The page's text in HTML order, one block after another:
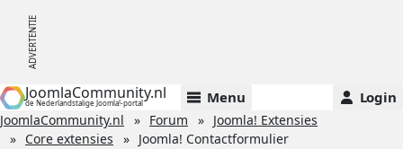
JoomlaCommunity.nl
de Nederlandstalige Joomla!-portal Menu Login
JoomlaCommunity.nl Forum
Joomla! Extensies
Core extensies
Joomla! Contactformulier